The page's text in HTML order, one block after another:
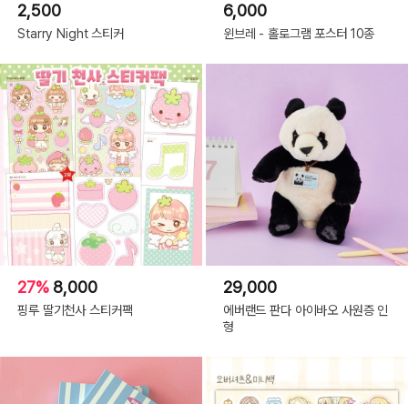
2,500
Starry Night 스티커
6,000
윈브레 - 홀로그램 포스터 10종
27% 8,000
핑루 딸기천사 스티커팩
29,000
에버랜드 판다 아이바오 사원증 인
형